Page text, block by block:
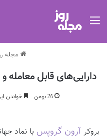
مجله
دارایی‌های قابل معامله
26 بهمن خواندن این مطلب
بروکر آرون گروپس با نماد